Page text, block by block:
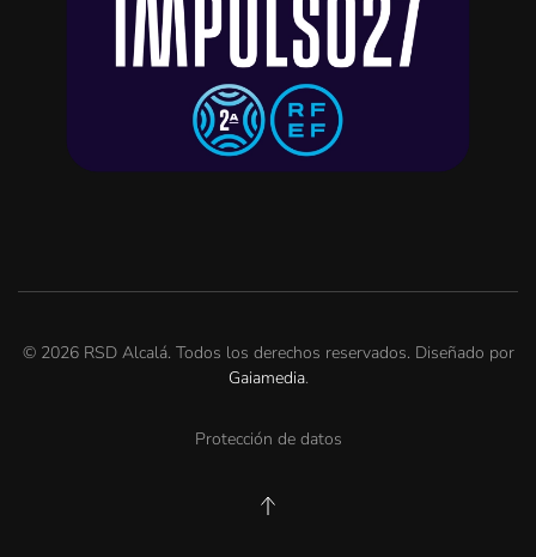
© 2026RSD Alcalá. Todos los derechos reservados. Diseñado por
Gaiamedia.
Protección de datos